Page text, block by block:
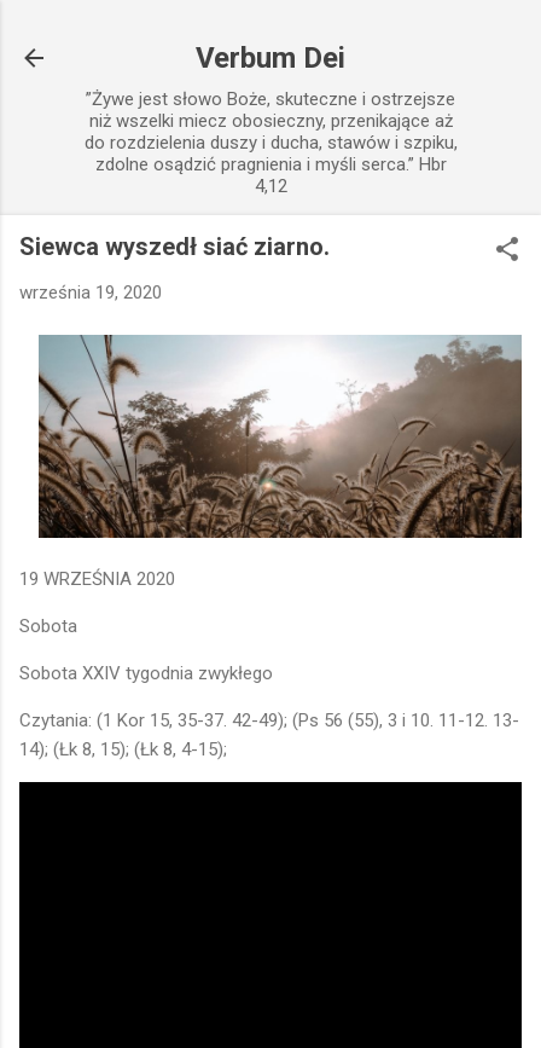
Verbum Dei
”Żywe jest słowo Boże, skuteczne i ostrzejsze
niż wszelki miecz obosieczny, przenikające aż
do rozdzielenia duszy i ducha, stawów i szpiku,
zdolne osądzić pragnienia i myśli serca.” Hbr
4,12
Siewca wyszedł siać ziarno.
września 19, 2020
19 WRZEŚNIA 2020
Sobota
Sobota XXIV tygodnia zwykłego
Czytania: (1 Kor 15, 35-37. 42-49); (Ps 56 (55), 3 i 10. 11-12. 13-
14); (Łk 8, 15); (Łk 8, 4-15);